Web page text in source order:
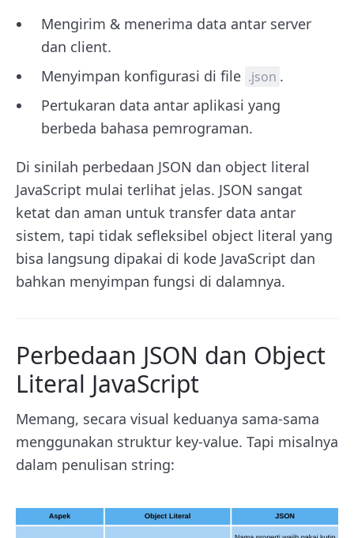
Mengirim & menerima data antar server
dan client.
Menyimpan konfigurasi di file .json .
Pertukaran data antar aplikasi yang
berbeda bahasa pemrograman.
Di sinilah perbedaan JSON dan object literal
JavaScript mulai terlihat jelas. JSON sangat
ketat dan aman untuk transfer data antar
sistem, tapi tidak sefleksibel object literal yang
bisa langsung dipakai di kode JavaScript dan
bahkan menyimpan fungsi di dalamnya.
Perbedaan JSON dan Object
Literal JavaScript
Memang, secara visual keduanya sama-sama
menggunakan struktur key-value. Tapi misalnya
dalam penulisan string: